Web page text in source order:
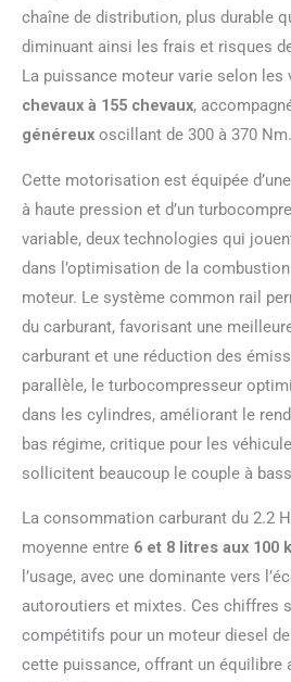
chaîne de distribution, plus durable
diminuant ainsi les frais et risques
La puissance moteur varie selon les
chevaux à 155 chevaux,
généreux oscillant de 300 à 370 Nm.
Cette motorisation est équipée d’une injection common rail
à haute pression et d’un
variable, deux technologies qui
dans l’optimisation de la
moteur. Le système common rail
du carburant, favorisant une
carburant et une réduction des
parallèle, le turbocompresseur
dans les cylindres, améliorant le
bas régime, critique pour les
sollicitent beaucoup le couple à
La consommation carburant du 2.2 HDi Puma se situe en
moyenne entre 6 et 8 litres aux 100
l’usage, avec une dominante vers
autoroutiers et mixtes. Ces chiffres
compétitifs pour un moteur diesel
cette puissance, offrant un équilibre